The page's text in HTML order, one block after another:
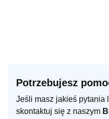
Potrzebujesz
Jeśli masz jakieś pytania
skontaktuj się z naszym